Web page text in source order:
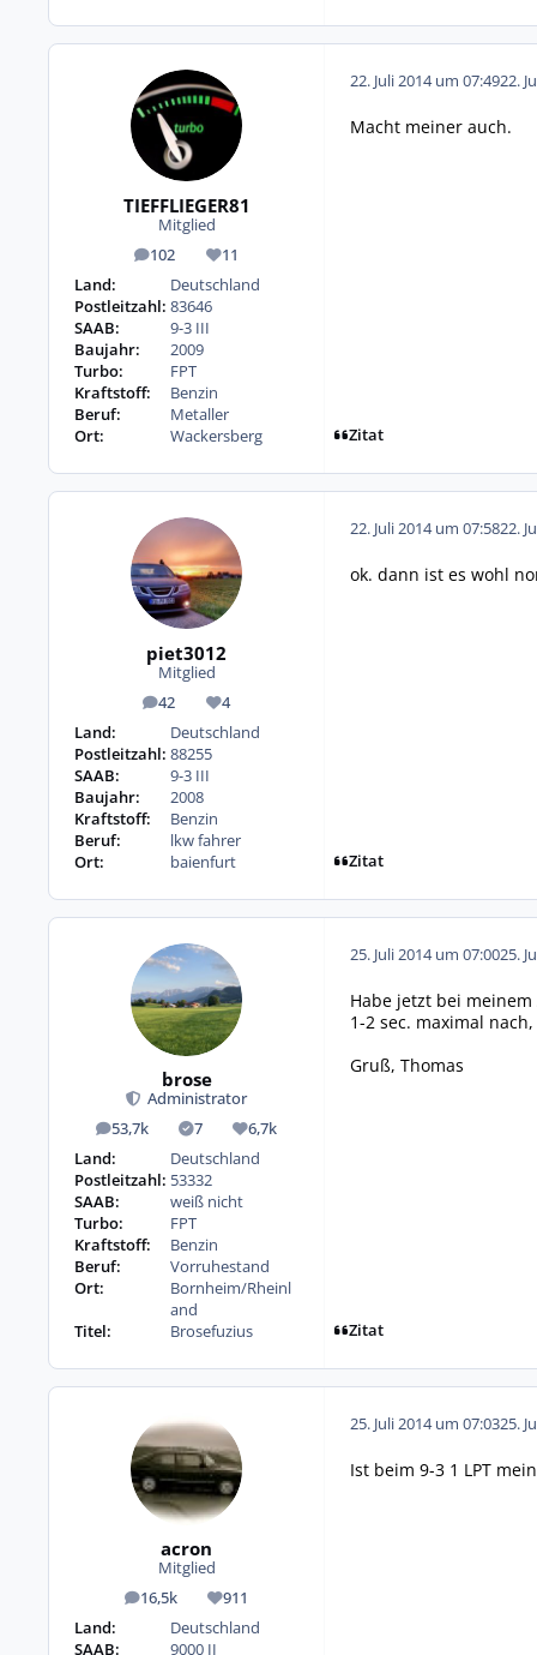
TIEFFLIEGER81
Mitglied
102
Beiträge 11
Reputation
Land:
Deutschland
Postleitzahl: 83646
SAAB:
9-3 III
Baujahr:
2009
Turbo:
FPT
Kraftstoff:
Benzin
Beruf:
Metaller
Ort:
Wackersberg
22. Juli 2014 um 07:4922.
Macht meiner auch.
Zitat
piet3012
Mitglied
42
Beiträge 4
Reputation
Land:
Deutschland
Postleitzahl: 88255
SAAB:
9-3 III
Baujahr:
2008
Kraftstoff:
Benzin
Beruf:
lkw fahrer
Ort:
baienfurt
22. Juli 2014 um 07:5822.
ok. dann ist es wohl
Zitat
brose
Administrator
53,7k
Beiträge 7
Lösungen6,7k
Reputation
Land:
Deutschland
Postleitzahl: 53332
SAAB:
weiß nicht
Turbo:
FPT
Kraftstoff:
Benzin
Beruf:
Vorruhestand
Ort:
Bornheim/Rheinl
and
Titel:
Brosefuzius
25. Juli 2014 um 07:0025.
Habe jetzt bei
1-2 sec. maximal
Gruß, Thomas
Zitat
acron
Mitglied
16,5k
Beiträge 911
Reputation
Land:
Deutschland
SAAB:
9000 II
25. Juli 2014 um 07:0325.
Ist beim 9-3 1 LPT